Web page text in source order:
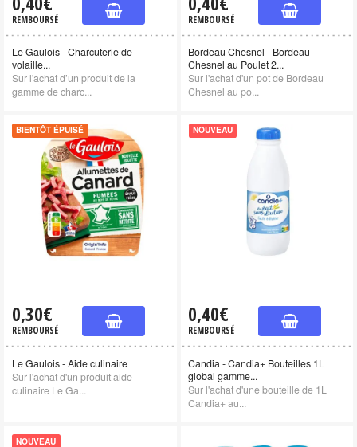
REMBOURSÉ
Le Gaulois - Charcuterie de
volaille...
Sur l'achat d’un produit de la
gamme de charc...
REMBOURSÉ
Bordeau Chesnel - Bordeau
Chesnel au Poulet 2...
Sur l'achat d'un pot de Bordeau
Chesnel au po...
BIENTÔT ÉPUISÉ
0,30€
REMBOURSÉ
Le Gaulois - Aide culinaire
Sur l'achat d'un produit aide
culinaire Le Ga...
NOUVEAU
0,40€
REMBOURSÉ
Candia - Candia+ Bouteilles 1L
global gamme...
Sur l'achat d'une bouteille de 1L
Candia+ au...
NOUVEAU